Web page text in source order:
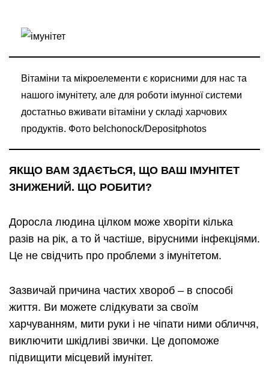
Вітаміни та мікроелементи є корисними для нас та
нашого імунітету, але для роботи імунної системи
достатньо вживати вітаміни у складі харчових
продуктів. Фото belchonock/Depositphotos
ЯКЩО ВАМ ЗДАЄТЬСЯ, ЩО ВАШ ІМУНІТЕТ
ЗНИЖЕНИЙ. ЩО РОБИТИ?
Доросла людина цілком може хворіти кілька
разів на рік, а то й частіше, вірусними інфекціями.
Це не свідчить про проблеми з імунітетом.
Зазвичай причина частих хвороб – в способі
життя. Ви можете слідкувати за своїм
харчуванням, мити руки і не чіпати ними обличчя,
виключити шкідливі звички. Це допоможе
підвищити місцевий імунітет.